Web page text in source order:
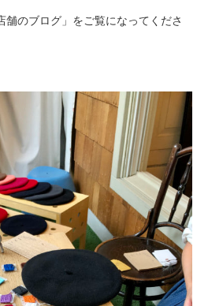
舗のブログ」をご覧になってくださ